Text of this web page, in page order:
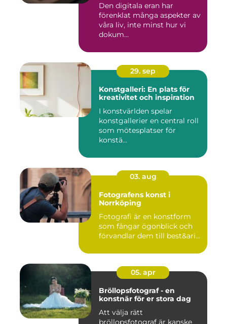
Den digitala eran har
förenklat många aspekter av
våra liv, inte minst hur vi
dokum...
29. sep
Konstgalleri: En plats för
kreativitet och inspiration
I konstvärlden spelar
konstgallerier en central roll
som mötesplatser för
konstä...
03. aug
Fotografens konst i
Norrköping
Fotografi är en konstform
som fångar ögonblick och
förvandlar dem till best&ari...
05. apr
Bröllopsfotograf - en
konstnär för er stora dag
Att välja rätt
bröllopsfotograf är kanske